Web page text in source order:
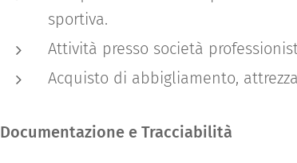
sportiva.
Attività presso società
Acquisto di abbigliamento,
Documentazione e Tracciabilità